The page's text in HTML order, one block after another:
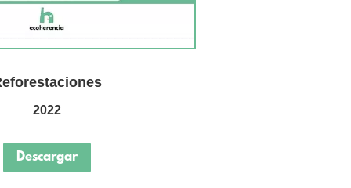
2022
Descargar